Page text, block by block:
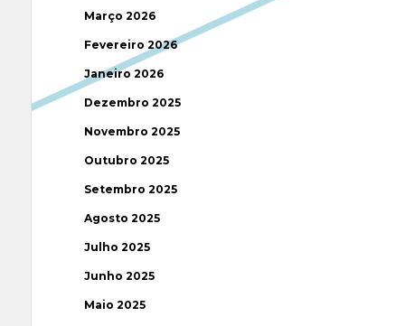
Março 2026
Fevereiro 2026
Janeiro 2026
Dezembro 2025
Novembro 2025
Outubro 2025
Setembro 2025
Agosto 2025
Julho 2025
Junho 2025
Maio 2025